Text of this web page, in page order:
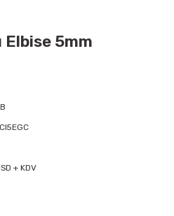
Elbise 5mm
+ KDV